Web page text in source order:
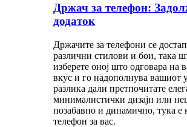
Држач за телефон:
додаток
Држачите за телефони се
различни стилови и бои, така
изберете оној што одговара на
вкус и го надополнува вашиот
разлика дали претпочитате
минималистички дизајн или
позабавно и динамично, тука е
телефон за вас.